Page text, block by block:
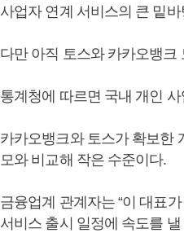
사업자 연계 서비스의 큰 밑
다만 아직 토스와 카카오뱅크
통계청에 따르면 국내 개인
카카오뱅크와 토스가 확보한
모와 비교해 작은 수준이다.
금융업계 관계자는 “이 대표
서비스 출시 일정에 속도를